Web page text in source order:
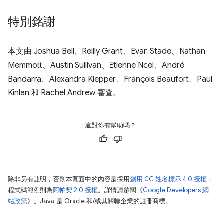
特別銘謝
本文由 Joshua Bell、Reilly Grant、Evan Stade、Nathan
Memmott、Austin Sullivan、Etienne Noël、André
Bandarra、Alexandra Klepper、François Beaufort、Paul
Kinlan 和 Rachel Andrew 審查。
這對你有幫助嗎？
除非另有註明，否則本頁面中的內容是採用創用 CC 姓名標示 4.0 授權 ，
程式碼範例則為阿帕契 2.0 授權。詳情請參閱《Google Developers 網
站政策》。Java 是 Oracle 和/或其關聯企業的註冊商標。